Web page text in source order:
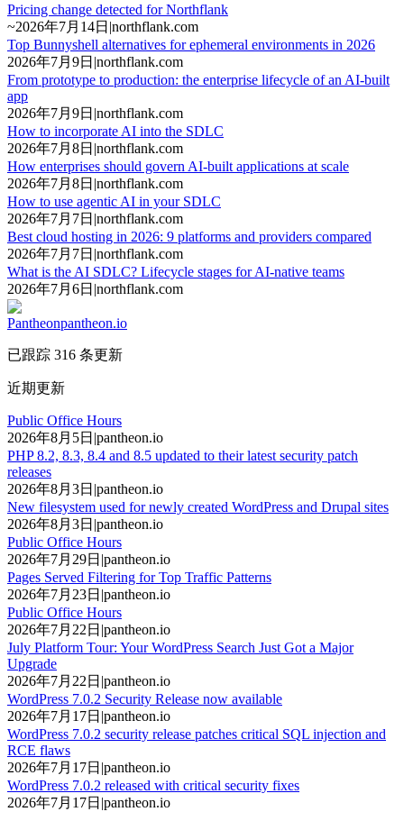
Pricing change detected for Northflank
~2026年7月14日 |northflank.com
Top Bunnyshell alternatives for ephemeral environments in 2026
2026年7月9日 |northflank.com
From prototype to production: the enterprise lifecycle of an AI-built
app
2026年7月9日 |northflank.com
How to incorporate AI into the SDLC
2026年7月8日 |northflank.com
How enterprises should govern AI-built applications at scale
2026年7月8日 |northflank.com
How to use agentic AI in your SDLC
2026年7月7日 |northflank.com
Best cloud hosting in 2026: 9 platforms and providers compared
2026年7月7日 |northflank.com
What is the AI SDLC? Lifecycle stages for AI-native teams
2026年7月6日 |northflank.com
Pantheonpantheon.io
已跟踪 316 条更新
近期更新
Public Office Hours
2026年8月5日 |pantheon.io
PHP 8.2, 8.3, 8.4 and 8.5 updated to their latest security patch
releases
2026年8月3日 |pantheon.io
New filesystem used for newly created WordPress and Drupal sites
2026年8月3日 |pantheon.io
Public Office Hours
2026年7月29日 |pantheon.io
Pages Served Filtering for Top Traffic Patterns
2026年7月23日 |pantheon.io
Public Office Hours
2026年7月22日 |pantheon.io
July Platform Tour: Your WordPress Search Just Got a Major
Upgrade
2026年7月22日 |pantheon.io
WordPress 7.0.2 Security Release now available
2026年7月17日 |pantheon.io
WordPress 7.0.2 security release patches critical SQL injection and
RCE flaws
2026年7月17日 |pantheon.io
WordPress 7.0.2 released with critical security fixes
2026年7月17日 |pantheon.io